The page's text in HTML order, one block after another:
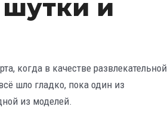
и
когда в качестве развлекательной
шло гладко, пока один из
из моделей.